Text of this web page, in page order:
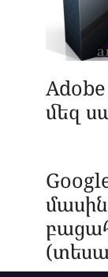
Adobe
մեզ